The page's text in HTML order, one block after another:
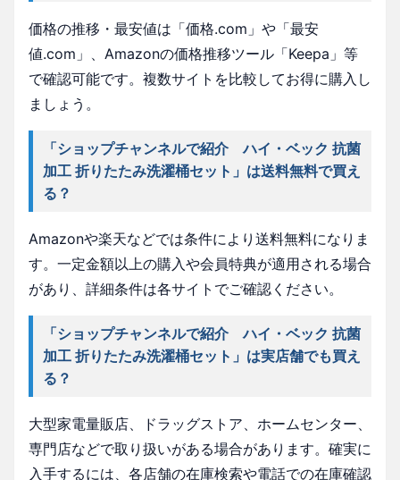
価格の推移・最安値は「価格.com」や「最安
値.com」、Amazonの価格推移ツール「Keepa」等
で確認可能です。複数サイトを比較してお得に購入し
ましょう。
「ショップチャンネルで紹介 ハイ・ベック 抗菌
加工 折りたたみ洗濯桶セット」は送料無料で買え
る？
Amazonや楽天などでは条件により送料無料になりま
す。一定金額以上の購入や会員特典が適用される場合
があり、詳細条件は各サイトでご確認ください。
「ショップチャンネルで紹介 ハイ・ベック 抗菌
加工 折りたたみ洗濯桶セット」は実店舗でも買え
る？
大型家電量販店、ドラッグストア、ホームセンター、
専門店などで取り扱いがある場合があります。確実に
入手するには、各店舗の在庫検索や電話での在庫確認